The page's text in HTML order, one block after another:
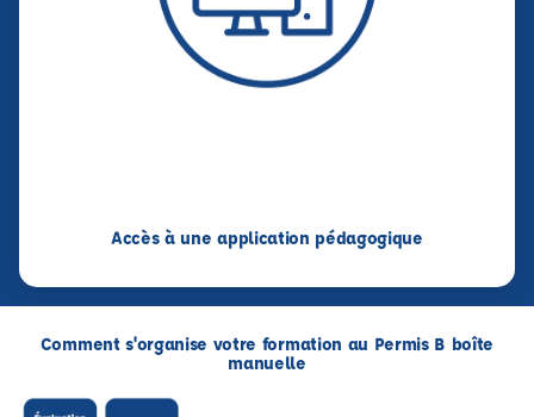
Accès à une application pédagogique
Comment s'organise votre formation au Permis B boîte
manuelle